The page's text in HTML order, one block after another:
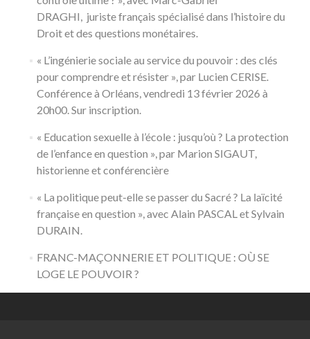
DRAGHI, juriste français spécialisé dans l’histoire du
Droit et des questions monétaires.
« L’ingénierie sociale au service du pouvoir : des clés
pour comprendre et résister », par Lucien CERISE.
Conférence à Orléans, vendredi 13 février 2026 à
20h00. Sur inscription.
« Education sexuelle à l’école : jusqu’où ? La protection
de l’enfance en question », par Marion SIGAUT,
historienne et conférencière
« La politique peut-elle se passer du Sacré ? La laïcité
française en question », avec Alain PASCAL et Sylvain
DURAIN.
FRANC-MAÇONNERIE ET POLITIQUE : OÙ SE
LOGE LE POUVOIR ?